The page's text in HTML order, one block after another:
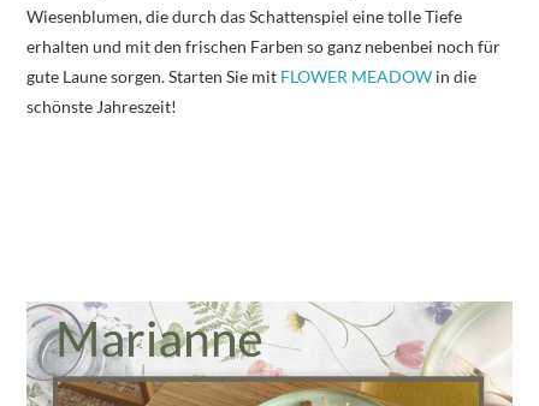
Wiesenblumen, die durch das Schattenspiel eine tolle Tiefe
erhalten und mit den frischen Farben so ganz nebenbei noch für
gute Laune sorgen. Starten Sie mit FLOWER MEADOW in die
schönste Jahreszeit!